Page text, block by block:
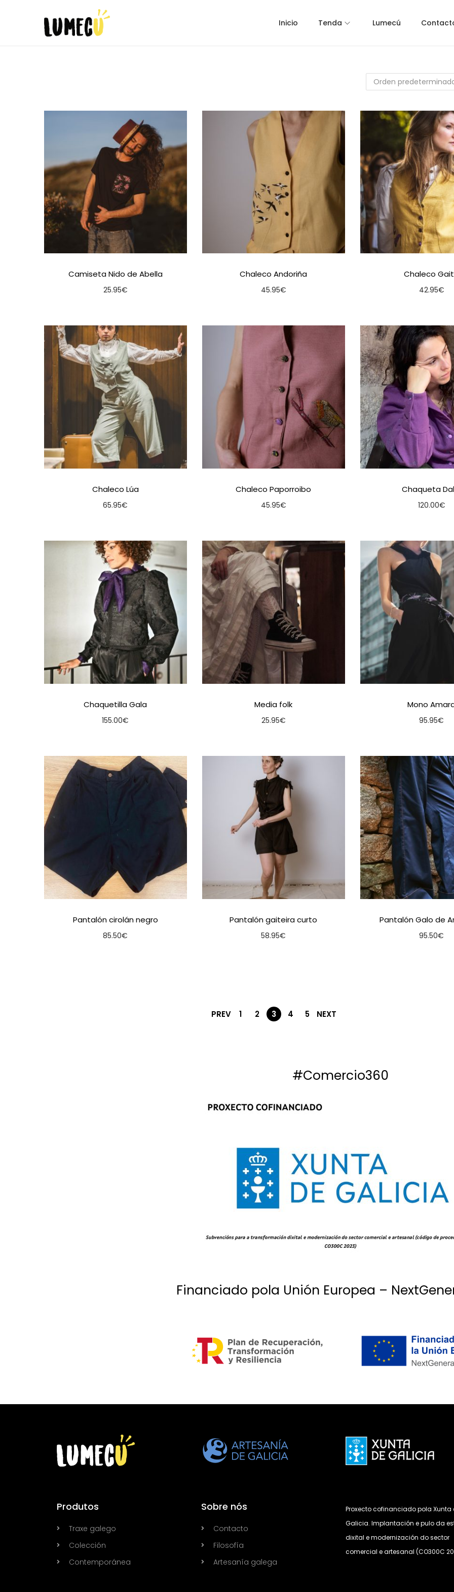
Inicio Tenda Lumecú
Camiseta Nido de Abella
25.95€
Chaleco Andoriña
45.95€
Chaleco
42.95€
Chaleco Lúa
65.95€
Chaleco Paporroibo
45.95€
Chaqueta
120.00€
Chaquetilla Gala
155.00€
Media folk
25.95€
Mono
95.95€
Pantalón cirolán negro
85.50€
Pantalón gaiteira curto
58.95€
Pantalón Galo de
95.50€
PREV 1 2 3 4 5 NEXT
#Comercio360
Financiado pola Unión Europea –
Produtos
Traxe galego
Colección
Contemporánea
Sobre nós
Contacto
Filosofía
Artesanía galega
Proxecto cofinanciado pola Xunta
Galicia. Implantación e pulo da
dixital e modernización do sector
comercial e artesanal (CO300C